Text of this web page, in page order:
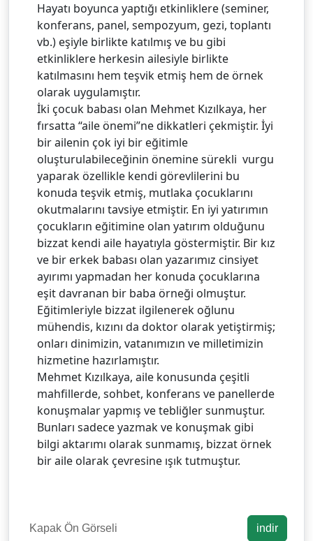
Hayatı boyunca yaptığı etkinliklere (seminer,
konferans, panel, sempozyum, gezi, toplantı
vb.) eşiyle birlikte katılmış ve bu gibi
etkinliklere herkesin ailesiyle birlikte
katılmasını hem teşvik etmiş hem de örnek
olarak uygulamıştır.
İki çocuk babası olan Mehmet Kızılkaya, her
fırsatta “aile önemi”ne dikkatleri çekmiştir. İyi
bir ailenin çok iyi bir eğitimle
oluşturulabileceğinin önemine sürekli vurgu
yaparak özellikle kendi görevlilerini bu
konuda teşvik etmiş, mutlaka çocuklarını
okutmalarını tavsiye etmiştir. En iyi yatırımın
çocukların eğitimine olan yatırım olduğunu
bizzat kendi aile hayatıyla göstermiştir. Bir kız
ve bir erkek babası olan yazarımız cinsiyet
ayırımı yapmadan her konuda çocuklarına
eşit davranan bir baba örneği olmuştur.
Eğitimleriyle bizzat ilgilenerek oğlunu
mühendis, kızını da doktor olarak yetiştirmiş;
onları dinimizin, vatanımızın ve milletimizin
hizmetine hazırlamıştır.
Mehmet Kızılkaya, aile konusunda çeşitli
mahfillerde, sohbet, konferans ve panellerde
konuşmalar yapmış ve tebliğler sunmuştur.
Bunları sadece yazmak ve konuşmak gibi
bilgi aktarımı olarak sunmamış, bizzat örnek
bir aile olarak çevresine ışık tutmuştur.
Kapak Ön Görseli indir